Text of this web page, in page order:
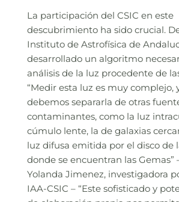
La participación del CSIC en este
descubrimiento ha sido crucial.
Instituto de Astrofísica de
desarrollado un algoritmo
análisis de la luz procedente de
“Medir esta luz es muy complejo,
debemos separarla de otras
contaminantes, como la luz
cúmulo lente, la de galaxias
luz difusa emitida por el disco de
donde se encuentran las Gemas”
Yolanda Jimenez, investigadora
IAA-CSIC – “Este sofisticado y